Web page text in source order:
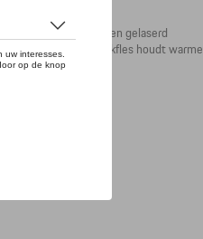
en voorzien van een gelaserd
stuur wiel. De drinkfles houdt warme